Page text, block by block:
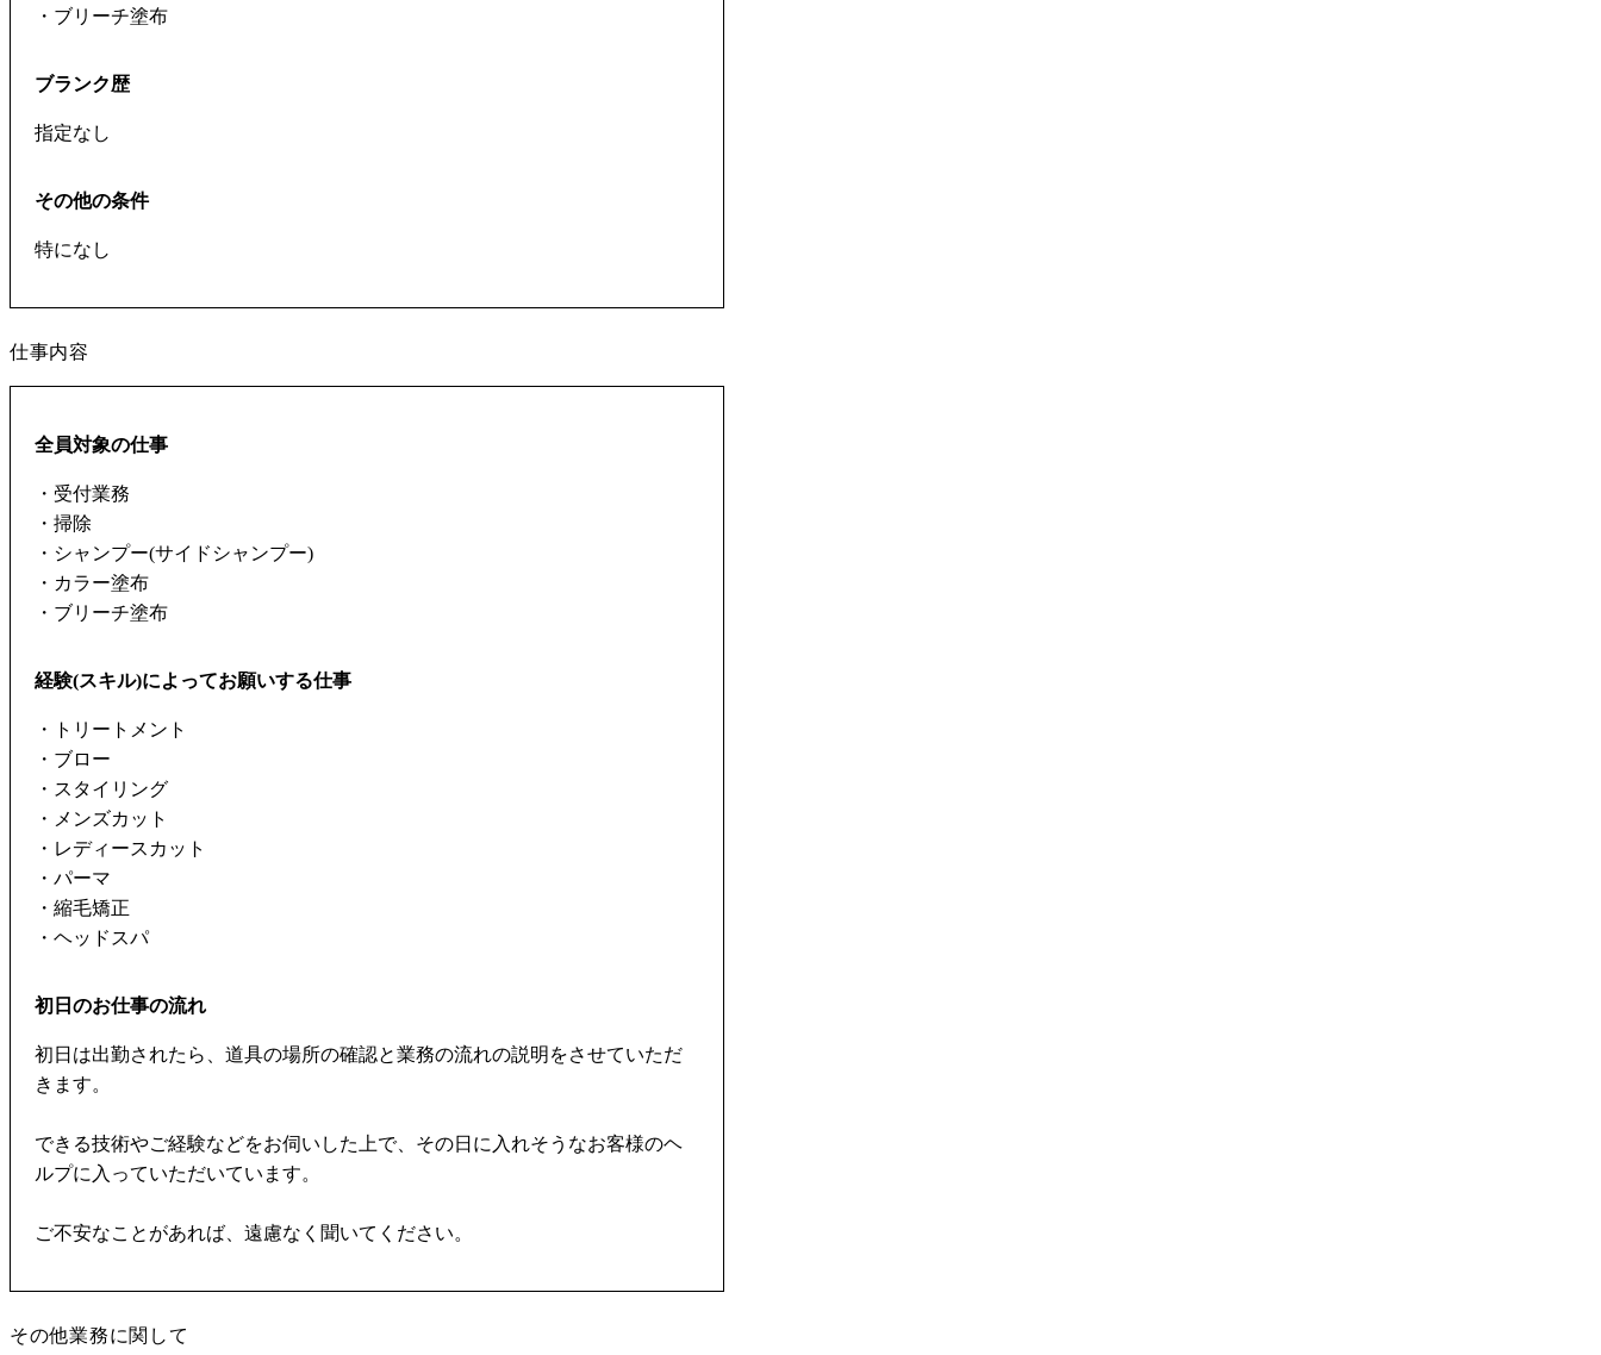
・ブリーチ塗布
ブランク歴
指定なし
その他の条件
特になし
仕事内容
全員対象の仕事
・受付業務
・掃除
・シャンプー(サイドシャンプー)
・カラー塗布
・ブリーチ塗布
経験(スキル)によってお願いする仕事
・トリートメント
・ブロー
・スタイリング
・メンズカット
・レディースカット
・パーマ
・縮毛矯正
・ヘッドスパ
初日のお仕事の流れ
初日は出勤されたら、道具の場所の確認と業務の流れの説明をさせていただ
きます。
できる技術やご経験などをお伺いした上で、その日に入れそうなお客様のヘ
ルプに入っていただいています。
ご不安なことがあれば、遠慮なく聞いてください。
その他業務に関して